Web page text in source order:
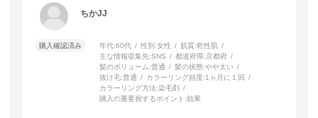
ちかJJ
購入確認済み 年代:60代 性別:女性 肌質:乾性肌
主な情報収集先:SNS 都道府県:京都府
髪のボリューム:普通 髪の状態:やや太い
抜け毛:普通 カラーリング頻度:1ヵ月に１回
カラーリング方法:染毛剤
購入の重要視するポイント:効果